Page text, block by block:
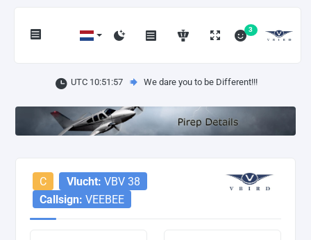
3
UTC 10:51:57 We dare you to be Different!!!
C Vlucht: VBV 38
Callsign: VEEBEE